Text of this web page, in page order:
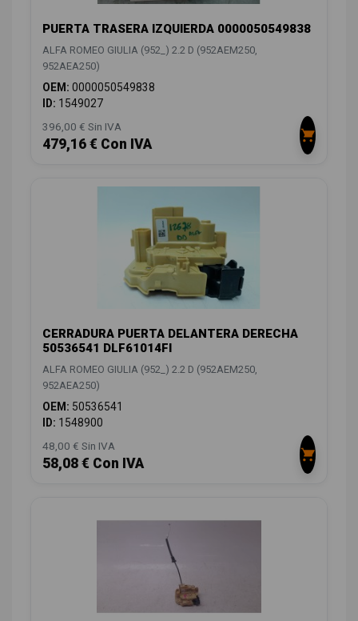
PUERTA TRASERA IZQUIERDA 0000050549838
ALFA ROMEO GIULIA (952_) 2.2 D (952AEM250,
952AEA250)
OEM: 0000050549838
ID: 1549027
396,00 € Sin IVA
479,16 € Con IVA
CERRADURA PUERTA DELANTERA DERECHA
50536541 DLF61014FI
ALFA ROMEO GIULIA (952_) 2.2 D (952AEM250,
952AEA250)
OEM: 50536541
ID: 1548900
48,00 € Sin IVA
58,08 € Con IVA